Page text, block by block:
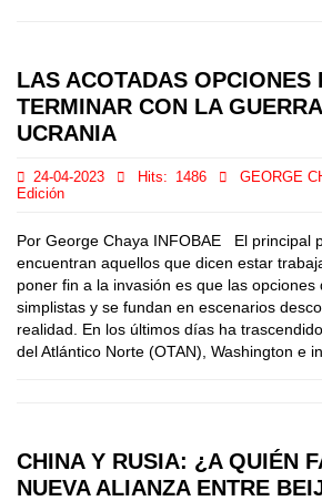
LAS ACOTADAS OPCIONES
TERMINAR CON LA
UCRANIA
24-04-2023 Hits: 1486 GEORGE
Edición
Por George Chaya INFOBAE El principal
encuentran aquellos que dicen estar
poner fin a la invasión es que las opciones
simplistas y se fundan en escenarios
realidad. En los últimos días ha
del Atlántico Norte (OTAN), Washington e
CHINA Y RUSIA: ¿A QUIÉN
NUEVA ALIANZA ENTRE